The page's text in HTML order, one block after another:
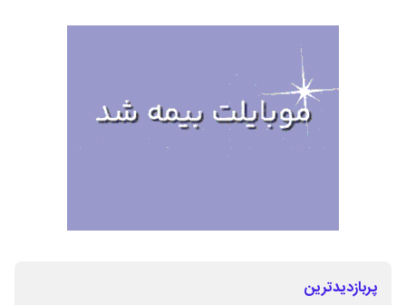
پربازدیدترین